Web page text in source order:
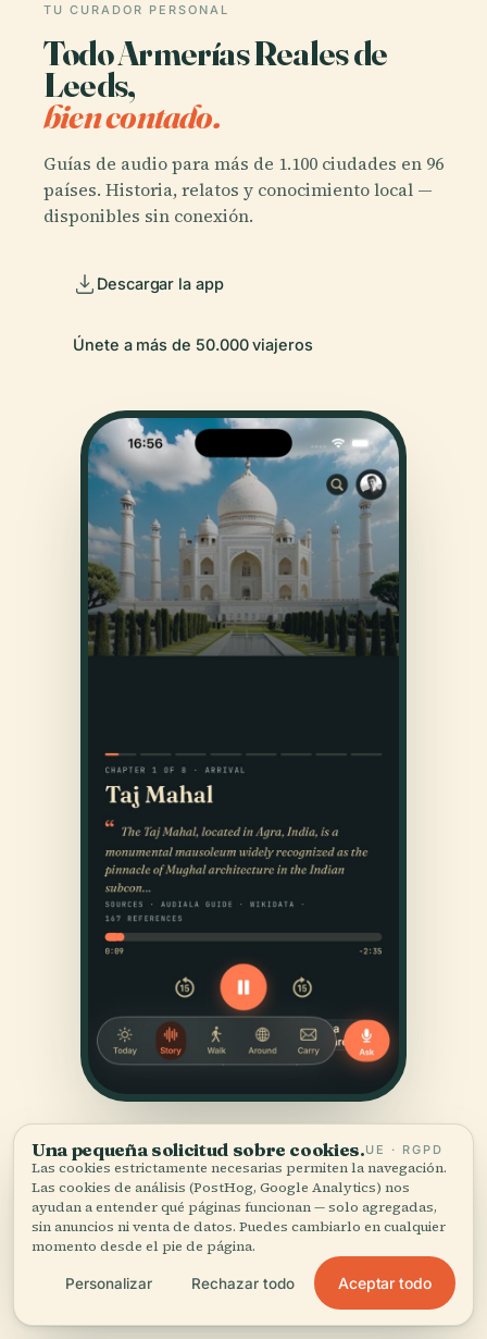
TU CURADOR PERSONAL
Todo Armerías Reales de
Leeds,
bien contado.
Guías de audio para más de 1.100 ciudades en 96
países. Historia, relatos y conocimiento local —
disponibles sin conexión.
Descargar la app
Únete a más de 50.000 viajeros
Verificado, y a la vista.
Una pequeña solicitud sobre cookies.UE · RGPD
Las cookies estrictamente necesarias permiten la navegación.
Las cookies de análisis (PostHog, Google Analytics) nos
ayudan a entender qué páginas funcionan — solo agregadas,
sin anuncios ni venta de datos. Puedes cambiarlo en cualquier
momento desde el pie de página.
Personalizar Rechazar todo Aceptar todo